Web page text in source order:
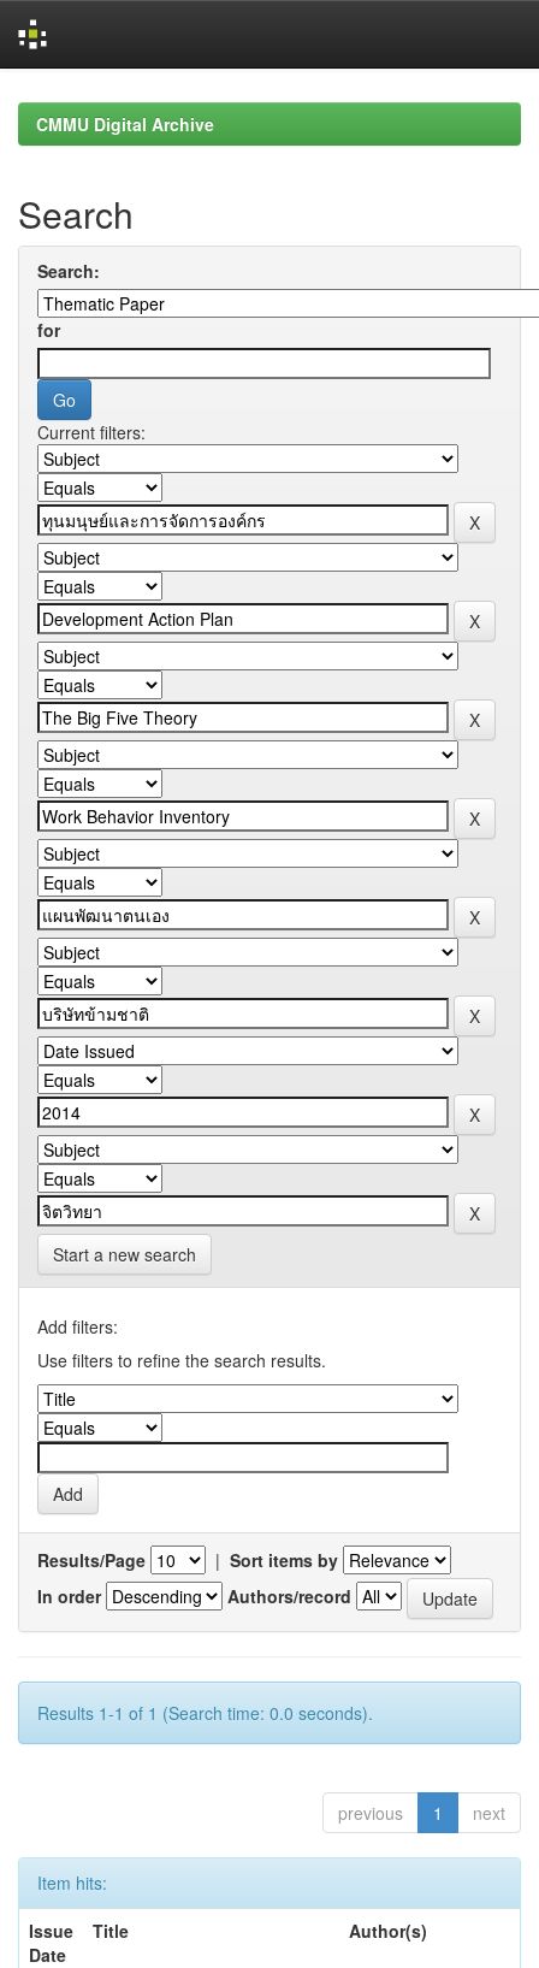
navigationCMMU Digital Archive
Search
Search:
for
Current filters:
Start a new search
Add filters:
Use filters to refine the search results.
Results/Page | Sort items by
In order
Authors/record
Results 1-1 of 1 (Search time: 0.0 seconds).
previous 1 next
Item hits:
Issue
Date
Title Author(s)